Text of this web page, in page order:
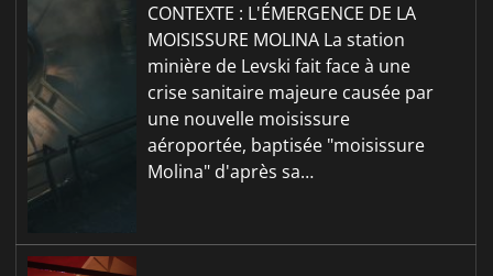
CONTEXTE : L'ÉMERGENCE DE LA
MOISISSURE MOLINA La station
minière de Levski fait face à une
crise sanitaire majeure causée par
une nouvelle moisissure
aéroportée, baptisée "moisissure
Molina" d'après sa…